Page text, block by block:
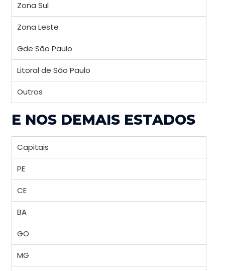
Zona Sul
Zona Leste
Gde São Paulo
Litoral de São Paulo
Outros
E NOS DEMAIS ESTADOS
Capitais
PE
CE
BA
GO
MG